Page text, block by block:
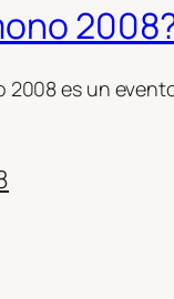
es un